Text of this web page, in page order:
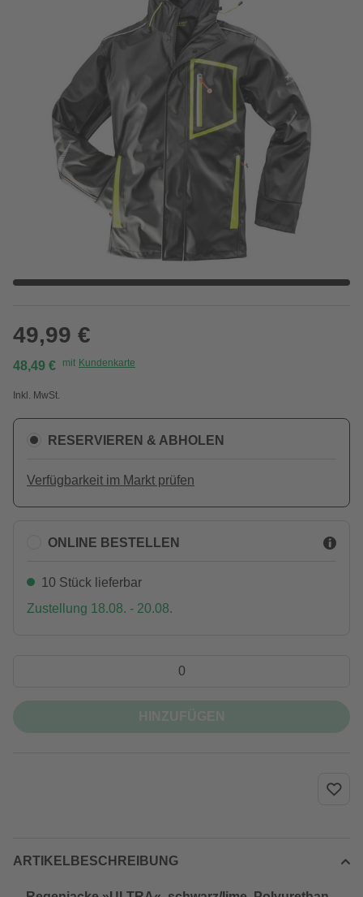
49,99 €
48,49 € mit Kundenkarte
Inkl. MwSt.
RESERVIEREN & ABHOLEN
Verfügbarkeit im Markt prüfen
ONLINE BESTELLEN
10 Stück lieferbar
Zustellung 18.08. - 20.08.
ARTIKELBESCHREIBUNG